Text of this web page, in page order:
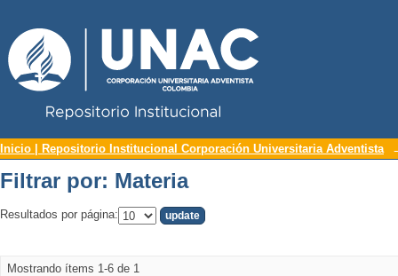
Filtrar por: Materia
Inicio | Repositorio Institucional Corporación Universitaria Adventista
Filtrar por: Materia
Resultados por página:
Mostrando ítems 1-6 de 1